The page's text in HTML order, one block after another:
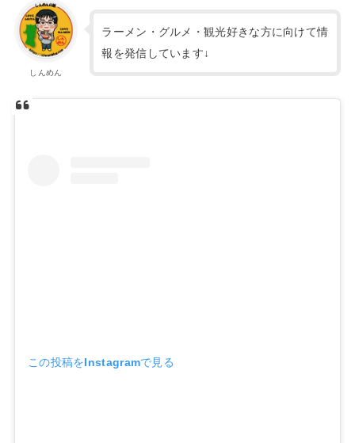
しんめん
ラーメン・グルメ・観光好きな方に向けて情
報を発信しています↓
この投稿をInstagramで見る